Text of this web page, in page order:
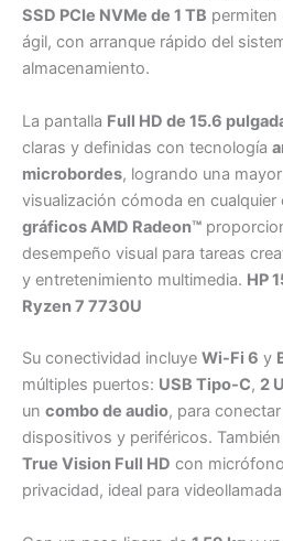
SSD PCIe NVMe de 1 TB permiten
ágil, con arranque rápido del
almacenamiento.
La pantalla Full HD de 15.6
claras y definidas con tecnología
microbordes, logrando una
visualización cómoda en
gráficos AMD Radeon™
desempeño visual para tareas
y entretenimiento multimedia. HP
Ryzen 7 7730U
Su conectividad incluye Wi-Fi 6 y
múltiples puertos: USB Tipo-C, 2
un combo de audio, para
dispositivos y periféricos.
True Vision Full HD con
privacidad, ideal para